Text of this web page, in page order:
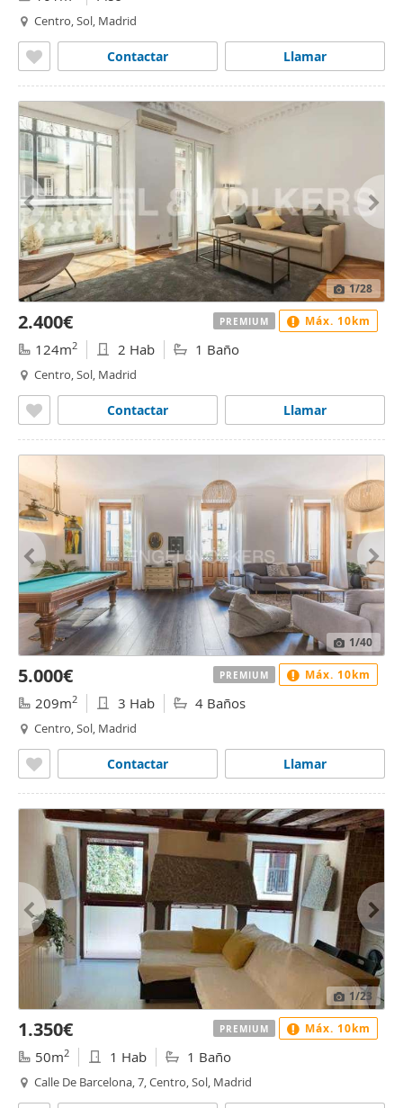
Centro, Sol, Madrid
Llamar
Contactar
1/28
2.400€
124m2 2 Hab 1 Baño
Centro, Sol, Madrid
Llamar
Contactar
PREMIUM Máx. 10km
1/40
5.000€
209m2 3 Hab 4 Baños
Centro, Sol, Madrid
Llamar
Contactar
PREMIUM Máx. 10km
1/23
1.350€
50m2 1 Hab 1 Baño
Calle De Barcelona, 7, Centro, Sol, Madrid
PREMIUM Máx. 10km